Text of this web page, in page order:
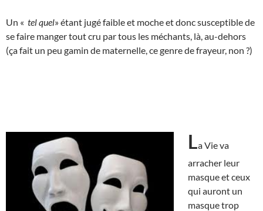
Un « tel quel» étant jugé faible et moche et donc susceptible de
se faire manger tout cru par tous les méchants, là, au-dehors
(ça fait un peu gamin de maternelle, ce genre de frayeur, non ?)
La Vie va
arracher leur
masque et ceux
qui auront un
masque trop